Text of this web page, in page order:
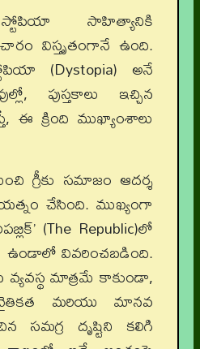
సాహిత్యానికి
విస్తృతంగానే ఉంది.
(Dystopia) అనే
పుస్తకాలు ఇచ్చిన
ఈ క్రింది ముఖ్యాంశాలు
గ్రీకు సమాజం ఆదర్శ
చేసింది. ముఖ్యంగా
(The Republic)లో
వివరించబడింది.
మాత్రమే కాకుండా,
మరియు మానవ
సమగ్ర దృష్టిని కలిగి